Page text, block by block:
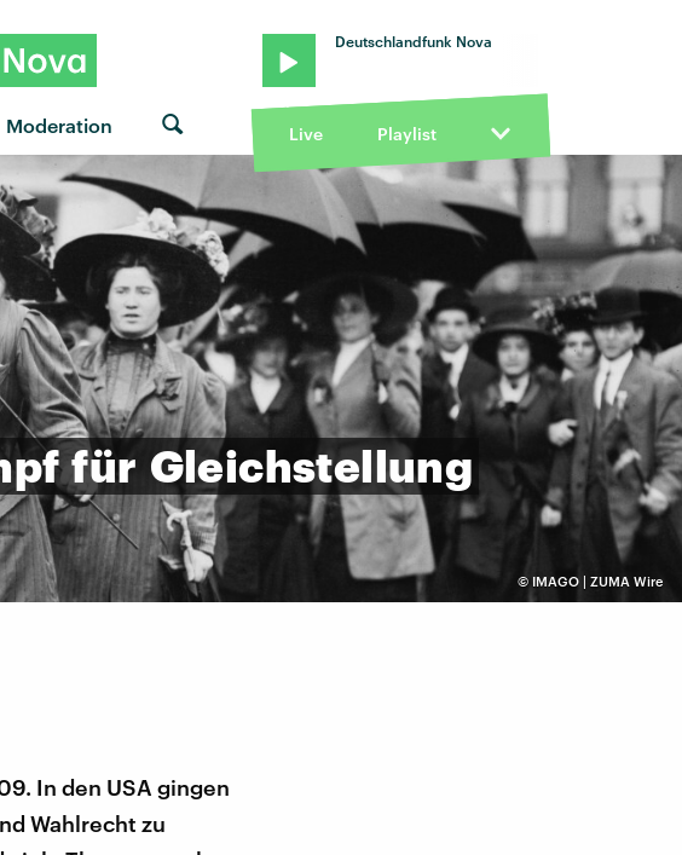
Moderation
Deutschlandfunk Nova
Live Playlist
© IMAGO | ZUMA Wire
für Gleichstellung
In den USA gingen
Wahlrecht zu